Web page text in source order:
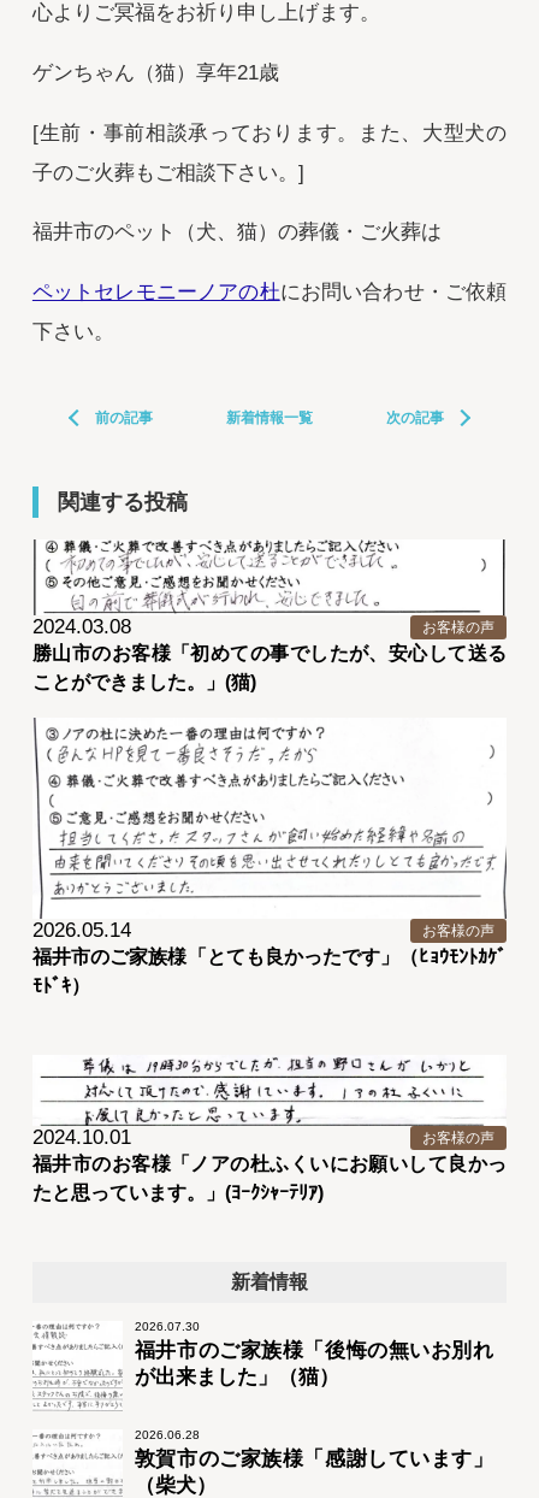
心よりご冥福をお祈り申し上げます。
ゲンちゃん（猫）享年21歳
[生前・事前相談承っております。また、大型犬の
子のご火葬もご相談下さい。]
福井市のペット（犬、猫）の葬儀・ご火葬は
ペットセレモニーノアの杜にお問い合わせ・ご依頼
下さい。
前の記事 次の記事
新着情報一覧
関連する投稿
2024.03.08 お客様の声
勝山市のお客様「初めての事でしたが、安心して送る
ことができました。」(猫)
2026.05.14 お客様の声
福井市のご家族様「とても良かったです」（ﾋｮｳﾓﾝﾄｶｹﾞ
ﾓﾄﾞｷ）
2024.10.01 お客様の声
福井市のお客様「ノアの杜ふくいにお願いして良かっ
たと思っています。」(ﾖｰｸｼｬｰﾃﾘｱ)
新着情報
2026.07.30
福井市のご家族様「後悔の無いお別れ
が出来ました」（猫）
2026.06.28
敦賀市のご家族様「感謝しています」
（柴犬）